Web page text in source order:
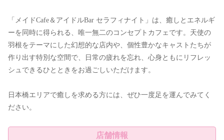
「メイドCafe＆アイドルBar セラフィナイト」は、癒しとエネルギ
ーを同時に得られる、唯一無二のコンセプトカフェです。天使の
羽根をテーマにした幻想的な店内や、個性豊かなキャストたちが
作り出す特別な空間で、日常の疲れを忘れ、心身ともにリフレッ
シュできるひとときをお過ごしいただけます。
日本橋エリアで癒しを求める方には、ぜひ一度足を運んでみてく
ださい。
店舗情報